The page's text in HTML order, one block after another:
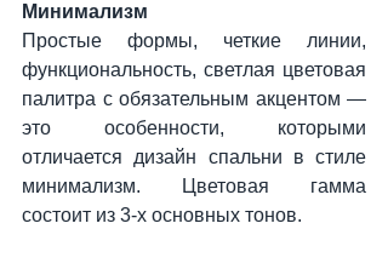
Минимализм
Простые формы, четкие линии,
функциональность, светлая цветовая
палитра с обязательным акцентом —
это особенности, которыми
отличается дизайн спальни в стиле
минимализм. Цветовая гамма
состоит из 3-х основных тонов.